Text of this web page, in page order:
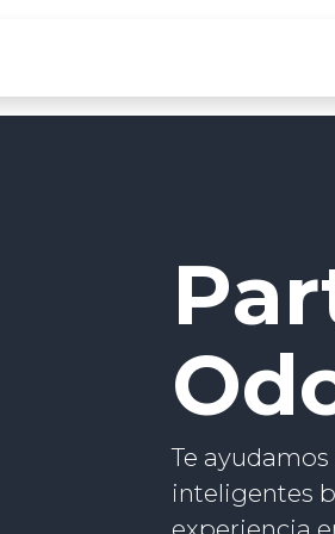
Te
inteligentes